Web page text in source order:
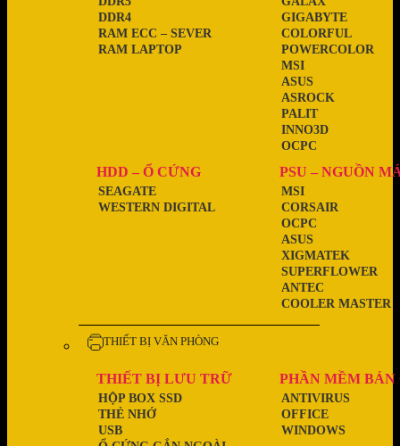
RAM LAPTOP
RAM ECC – SEVER
DDR4
OCPC
INNO3D
PALIT
ASROCK
ASUS
MSI
POWERCOLOR
COLORFUL
GIGABYTE
HDD – Ổ CỨNG
WESTERN DIGITAL
SEAGATE
PSU – NGUỒN
COOLER MASTER
ANTEC
SUPERFLOWER
XIGMATEK
ASUS
OCPC
CORSAIR
MSI
THIẾT BỊ VĂN PHÒNG
THIẾT BỊ LƯU TRỮ
USB
THẺ NHỚ
HỘP BOX SSD
PHẦN MỀM BẢN
WINDOWS
OFFICE
ANTIVIRUS